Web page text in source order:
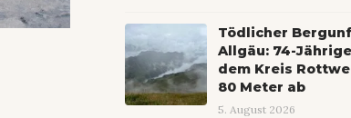
Tödlicher
Allgäu: 74-
dem Kreis
80 Meter ab
5. August 2026